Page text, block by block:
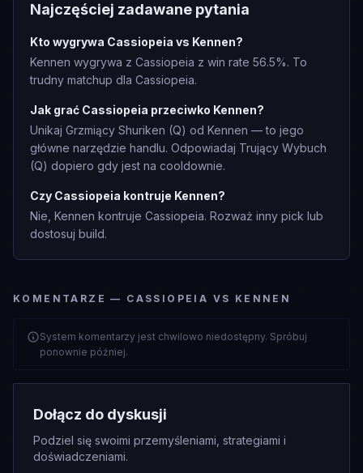
Najczęściej zadawane pytania
Kto wygrywa Cassiopeia vs Kennen?
Kennen wygrywa z Cassiopeia z win rate 56.5%. To
trudny matchup dla Cassiopeia.
Jak grać Cassiopeia przeciwko Kennen?
Unikaj Grzmiący Shuriken (Q) od Kennen — to jego
główne narzędzie handlu. Odpowiadaj Trujący Wybuch
(Q) dopiero gdy jest na cooldownie.
Czy Cassiopeia kontruje Kennen?
Nie, Kennen kontruje Cassiopeia. Rozważ inny pick lub
dostosuj build.
KOMENTARZE — CASSIOPEIA VS KENNEN
System komentarzy jest chwilowo niedostępny. Spróbuj
ponownie później.
Dołącz do dyskusji
Podziel się swoimi przemyśleniami, strategiami i
doświadczeniami.